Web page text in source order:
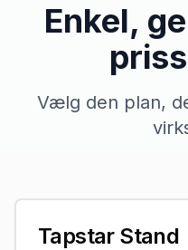
Enkel,
Vælg den plan,
Tapstar Stand